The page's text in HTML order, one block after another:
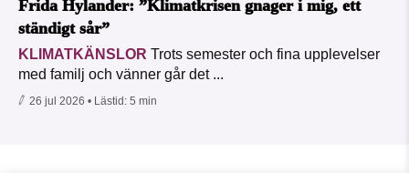
Frida Hylander: ”Klimatkrisen gnager i mig, ett
ständigt sår”
KLIMATKÄNSLOR Trots semester och fina upplevelser
med familj och vänner går det ...
26 jul 2026 • Lästid: 5 min